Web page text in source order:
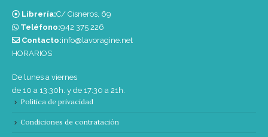
Librería:C/ Cisneros, 69
Teléfono:‭942 375 226‬
Contacto:info@lavoragine.net
HORARIOS
De lunes a viernes
de 10 a 13:30h. y de 17:30 a 21h.
Política de privacidad
Condiciones de contratación